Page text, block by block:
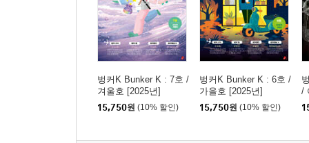
벙커K Bunker K : 7호 /
겨울호 [2025년]
15,750원 (10% 할인)
벙커K Bunker K : 6호 /
가을호 [2025년]
15,750원 (10% 할인)
/